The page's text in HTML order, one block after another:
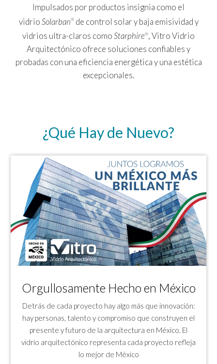
Impulsados por productos insignia como el
vidrioSolarban®de control solar y baja emisividad y
vidrios ultra-claros comoStarphire®, Vitro Vidrio
Arquitectónico ofrece soluciones confiables y
probadas con una eficiencia energética y una estética
excepcionales.
¿Qué Hay de Nuevo?
Orgullosamente Hecho en México
Detrás de cada proyecto hay algo más que innovación:
hay personas, talento y compromiso que construyen el
presente y futuro de la arquitectura en México. El
vidrio arquitectónico representa cada proyecto refleja
lo mejor de México